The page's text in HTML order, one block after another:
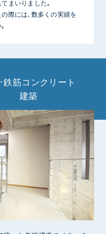
まいりました｡
際には､数多くの実績を
鉄筋コンクリート
建築